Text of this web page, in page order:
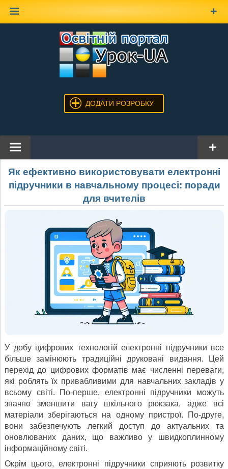
ДОДАТИ РОЗРОБКУ
Як ефективно використовувати електронні
підручники в навчальному процесі: поради
для вчителів
У добу цифрових технологій електронні підручники все
більше замінюють традиційні друковані видання. Цей
перехід до цифрових форматів має численні переваги,
які роблять їх привабливими для навчальних закладів у
всьому світі. По-перше, електронні підручники можуть
значно зменшити вагу шкільного рюкзака, адже всі
матеріали зберігаються на одному пристрої. По-друге,
вони забезпечують легкий доступ до актуальних та
оновлюваних даних, що важливо у швидкоплинному
інформаційному світі.
Окрім цього, електронні підручники сприяють розвитку